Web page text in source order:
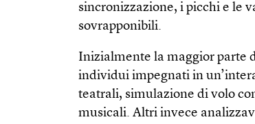
sincronizzazione, i picchi e le
sovrapponibili.
Inizialmente la maggior parte
individui impegnati in
teatrali, simulazione di volo
musicali. Altri invece